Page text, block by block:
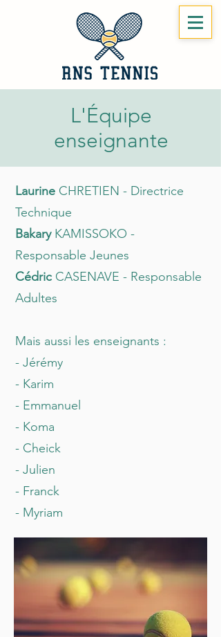
L'Équipe
enseignante
Laurine CHRETIEN - Directrice
Technique
Bakary KAMISSOKO -
Responsable Jeunes
Cédric CASENAVE - Responsable
Adultes
Mais aussi les enseignants :
- Jérémy
- Karim
- Emmanuel
- Koma
- Cheick
- Julien
- Franck
- Myriam